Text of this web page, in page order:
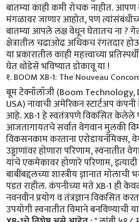
बातम्या काही कमी रोचक नाहीत.
मंगळावर जाणार आहोत, पण
बातम्या आपले लक्ष वेधून घेतातच ना ?
क्षेत्रातील चढाओढ अधिकच रंगतदार
या प्रकारातील काही महत्त्वाच्या
घेत थोडेसे भविष्यात डोकावू या !
१. BOOM XB-1: The Nouveau
बूम टेक्नॉलॉजी (Boom
USA) नावाची अमेरिकन स्टार्टअप
आहे. XB-1 हे स्वतंत्रपणे विकसित
आजतागायतचे सर्वात वेगवान मुलकी
विकसनकाम करताना एरोडायनॅमिक्स,
उड्डाणांवर होणारा परिणाम, स्वनातीत
यांचे एकमेकावर होणारे परिणाम,
बाबींबद्दलच्या शास्त्रीय ज्ञानात
पडत राहील. कंपनीच्या मते XB-1 ही
नवनवीन प्रयोग व तंत्रज्ञान विकसित
उपयोगी स्वनातीत विमाने बनविण्याची